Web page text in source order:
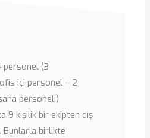
personel (3
içi personel – 2
personeli)
9 kişilik bir ekipten dış
Bunlarla birlikte